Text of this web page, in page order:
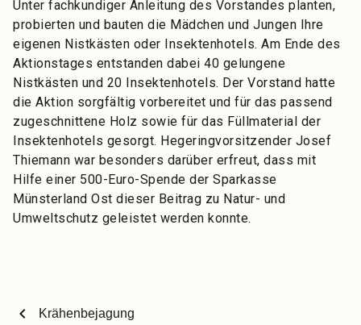
Unter fachkundiger Anleitung des Vorstandes planten,
probierten und bauten die Mädchen und Jungen Ihre
eigenen Nistkästen oder Insektenhotels. Am Ende des
Aktionstages entstanden dabei 40 gelungene
Nistkästen und 20 Insektenhotels. Der Vorstand hatte
die Aktion sorgfältig vorbereitet und für das passend
zugeschnittene Holz sowie für das Füllmaterial der
Insektenhotels gesorgt. Hegeringvorsitzender Josef
Thiemann war besonders darüber erfreut, dass mit
Hilfe einer 500-Euro-Spende der Sparkasse
Münsterland Ost dieser Beitrag zu Natur- und
Umweltschutz geleistet werden konnte.
chevron_left Krähenbejagung